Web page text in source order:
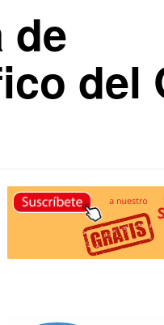
de
del